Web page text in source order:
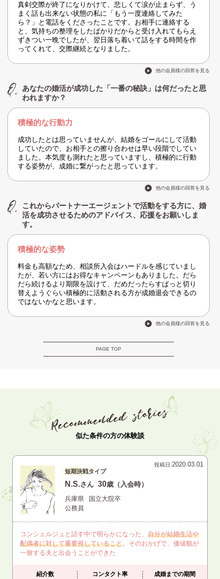
真剣交際が終了になりかけて、悲しくて涙が止まらず、う
まく話も出来ない状態の私に「もう一度連絡してみた
ら？」と電話をくださったことです。お相手に連絡する
と、気持ちの整理をしたばかりだからと受け入れてもらえ
ずきつい一晩でしたが、翌日落ち着いて話をする時間を作
ってくれて、交際継続となりました。
他の会員様の回答を見る
あなたの婚活が成功した「一番の秘訣」は何だったと思
われますか？
積極的な行動力
成功したとは思っていませんが、結婚をゴールにして活動
していたので、お相手との擦り合わせは早い段階でしてい
ました。本気度も測れたと思っていますし、積極的に行動
する姿勢が、成婚に繋がったと思っています。
他の会員様の回答を見る
これからパートナーエージェントで活動をする方に、婚
活を成功させるためのアドバイス、応援をお願いしま
す。
積極的な姿勢
料金も高額なため、相談所入会はハードルを感じていまし
たが、若い方にはお得なキャンペーンもありました。だら
だら続けるより期限を設けて、だめだったらすぱっと切り
替えようぐらい積極的に活動される方が成婚退会できるの
ではないかなと思います。
他の会員様の回答を見る
PAGE TOP
似た条件の方の体験談
投稿日:2020.03.01
短期決戦タイプ
N.S.さん 30歳（入会時）
兵庫県
国立大院卒
公務員
コンシェルジュと話す中で明らかになった、 自分が結婚生活や
配偶者に対して重要視していること。そのおかげで、価値観が
一致する夫と出会うことができた
紹介数 コンタクト率 成婚までの期間